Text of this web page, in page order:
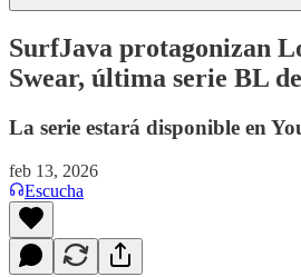
SurfJava protagonizan
Swear, última serie BL
La serie estará disponible en
feb 13, 2026
Escucha